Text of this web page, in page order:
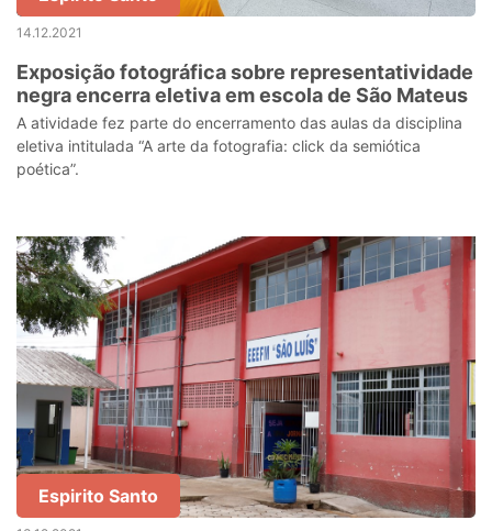
14.12.2021
Exposição fotográfica sobre representatividade
negra encerra eletiva em escola de São Mateus
A atividade fez parte do encerramento das aulas da disciplina
eletiva intitulada “A arte da fotografia: click da semiótica
poética”.
Espirito Santo